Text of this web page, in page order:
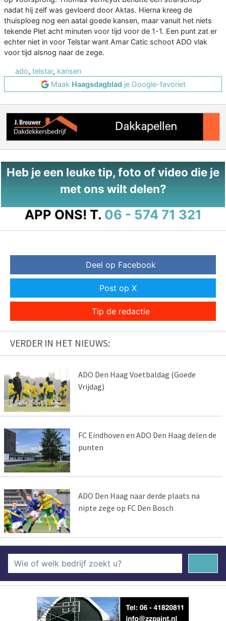
nadat hij zelf was gevloerd door Aktas. Hierna kreeg de
thuisploeg nog een aatal goede kansen, maar vanuit het niets
tekende Plet acht minuten voor tijd voor de 1-1. Een punt zat er
echter niet in voor Telstar want Amar Catic schoot ADO vlak
voor tijd alsnog naar de zege.
ado, telstar, kansen
Maak Haagsdagbladje Google-favoriet
Heb je een leuke tip, foto of video die je
met ons wilt delen?
APP ONS! T. 06 - 574 71 321
Deel op Facebook
Post op X
Tip de redactie
VERDER IN HET NIEUWS:
ADO Den Haag Voetbaldag (Goede
Vrijdag)
FC Eindhoven en ADO Den Haag delen de
punten
ADO Den Haag naar derde plaats na
nipte zege op FC Den Bosch